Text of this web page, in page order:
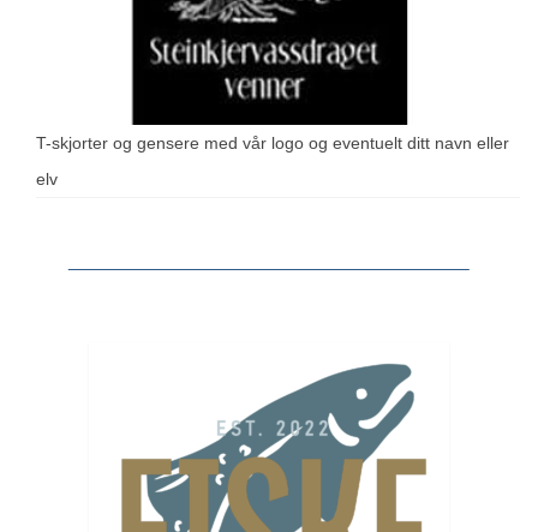
T-skjorter og gensere med vår logo og eventuelt ditt navn eller
elv